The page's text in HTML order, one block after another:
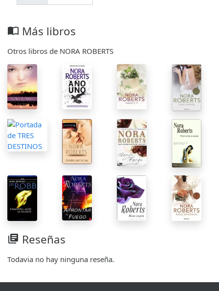
import_contacts Más libros
Otros libros de NORA ROBERTS
library_books Reseñas
Todavia no hay ninguna reseña.